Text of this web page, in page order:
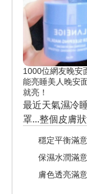
1000位網友晚安
能亮睡美人晚安
就亮！
最近天氣濕冷
罩...整個皮膚
到 #美周報 寄
亮睡美人晚安
棒，馬上正式
雅清香聞起來
穩定平衡滿
保濕水潤滿
膚色透亮滿